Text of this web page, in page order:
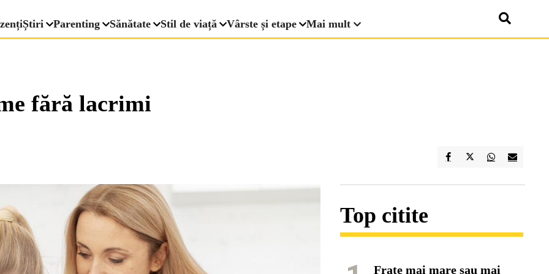
Știri Parenting Sănătate Stil de viață Vârste și etape Mai mult
fără lacrimi
Top citite
Frate mai mare sau mai